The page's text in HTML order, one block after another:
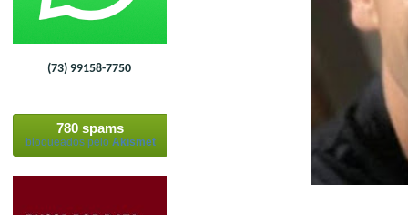
(73) 99158-7750
780 spams
bloqueados pelo Akismet